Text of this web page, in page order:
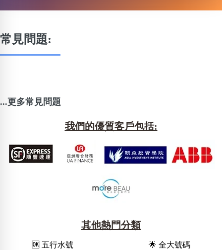
常見問題:
...更多常見問題
我們的優質客戶包括:
其他熱門分類
🆗️ 五行水號
🌟 全大號碼